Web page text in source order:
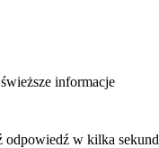
informacje
odpowiedź w kilka sekund